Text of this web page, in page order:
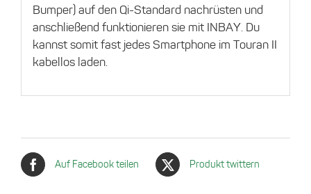
Bumper) auf den Qi-Standard nachrüsten und
anschließend funktionieren sie mit INBAY. Du
kannst somit fast jedes Smartphone im Touran II
kabellos laden.
Auf Facebook teilen Produkt twittern